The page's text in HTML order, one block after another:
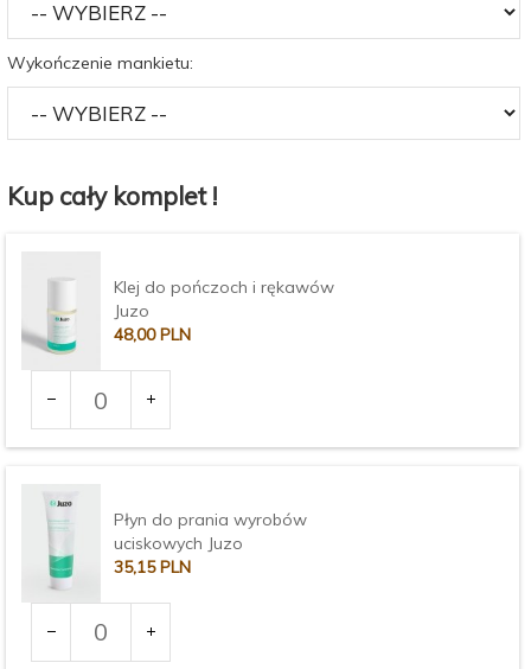
Wykończenie mankietu:
Kup cały komplet !
Klej do pończoch i rękawów
Juzo
48,00 PLN
dla
produktu
3372
Płyn do prania wyrobów
uciskowych Juzo
35,15 PLN
dla
produktu